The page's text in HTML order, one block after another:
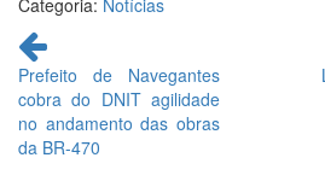
Categoria: Notícias
Continue
lendo
Prefeito de Navegantes
cobra do DNIT agilidade
no andamento das obras
da BR-470